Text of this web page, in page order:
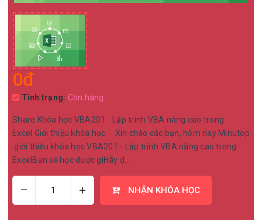
0đ
Tình trạng: Còn hàng
Share Khóa học VBA201 - Lập trình VBA nâng cao trong
Excel Giới thiệu khóa học Xin chào các bạn, hôm nay Minutop
giới thiệu khóa học VBA201 - Lập trình VBA nâng cao trong
ExcelBạn sẽ học được gìHãy đ...
– + NHẬN KHÓA HỌC